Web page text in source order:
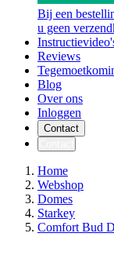
Bij een
u geen
Reviews
Blog
Over ons
Inloggen
Contact
Home
Webshop
Domes
Starkey
Comfort Bud